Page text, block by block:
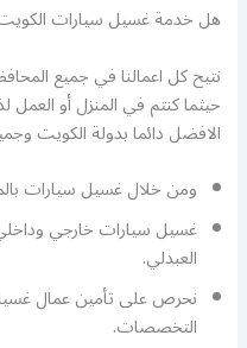
هل خدمة غسيل سيارات
نتيح كل اعمالنا في جميع
حيثما كنتم في المنزل أو
الافضل دائما بدولة الكويت
ومن خلال غسيل سيارات
غسيل سيارات خارجي
العبدلي.
نحرص على تأمين عمال
التخصصات.